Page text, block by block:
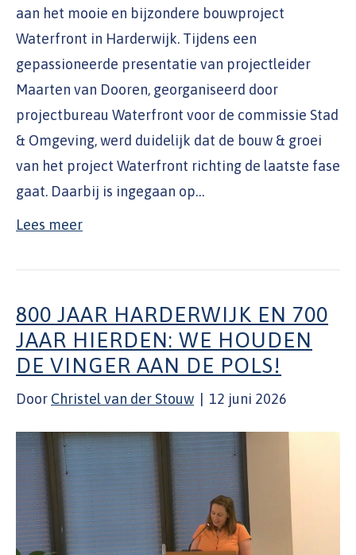
aan het mooie en bijzondere bouwproject
Waterfront in Harderwijk. Tijdens een
gepassioneerde presentatie van projectleider
Maarten van Dooren, georganiseerd door
projectbureau Waterfront voor de commissie Stad
& Omgeving, werd duidelijk dat de bouw & groei
van het project Waterfront richting de laatste fase
gaat. Daarbij is ingegaan op…
Lees meer
800 JAAR HARDERWIJK EN 700
JAAR HIERDEN: WE HOUDEN
DE VINGER AAN DE POLS!
Door Christel van der Stouw 12 juni 2026